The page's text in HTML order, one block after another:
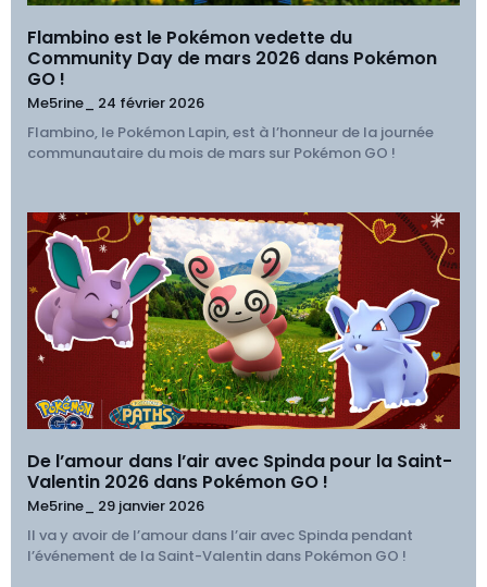
Flambino est le Pokémon vedette du
Community Day de mars 2026 dans Pokémon
GO !
Me5rine_ 24 février 2026
Flambino, le Pokémon Lapin, est à l’honneur de la journée
communautaire du mois de mars sur Pokémon GO !
De l’amour dans l’air avec Spinda pour la Saint-
Valentin 2026 dans Pokémon GO !
Me5rine_ 29 janvier 2026
Il va y avoir de l’amour dans l’air avec Spinda pendant
l’événement de la Saint-Valentin dans Pokémon GO !